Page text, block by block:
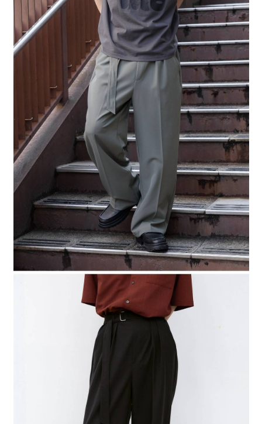
1.分期款項不併入電信帳單，「大哥付你分期」於每月結算日後寄送繳費提
醒簡訊。
2.透過簡訊連結打開帳單後，可選擇「超商條碼／台灣大直營門市／銀行轉
帳／街口支付／iPASS MONEY」等通路繳費。
【注意事項】
1.本服務係由「台灣大哥大股份有限公司」（以下簡稱本公司）所提供，讓
用戶於交易時，得透過本服務購買商品或服務，並由商店將買賣／分期付款
買賣價金債權讓與本公司後，依約使用本公司帳單繳交帳款。
2.基於同意付款使用「大哥付你分期」之契約關係目的，商店將以您的個人
資料（包含姓名、電話或地址）提供予台灣大哥大進項蒐集、處理及利用，
由本公司與您本人進行分期帳單所需資料之確認、核對及更正。
3.完整用戶服務條款，請詳閱以下連結：
https://oppay.tw/userRule
【「AFTEE先享後付」結帳流程】
１．於結帳方式選擇「AFTEE先享後付」後，將跳轉至「AFTEE先享後付」
結帳頁面，進行簡訊認證並確認金額後，即可完成結帳。
２．訂單成立數日內，您將收到繳費通知簡訊。
３．收到繳費通知簡訊後14天內，點擊此簡訊中的連結，可透過四大超商／
ATM／網路銀行／等多元方式進行付款，方視為交易完成。
※ 請注意：結帳手續完成當下不需立刻繳費，但若您需要取消訂單，請聯絡
購買商品的店家。未經商家同意取消之訂單仍視為有效，需透過AFTEE先享
後付繳納相關費用。
※ 交易是否成功請以「AFTEE先享後付 」之結帳頁面顯示為準，若有關於
是否繳費成功／繳費後需取消欲退款等相關疑問，請聯繫「AFTEE先享後付
客戶支援中心」 https://netprotections.freshdesk.com/support/home
【注意事項】
１．透過由恩沛科技股份有限公司提供之「AFTEE先享後付」服務完成之交
易，需依本服務之必要範圍內提供個人資料，並將交易相關給付款項請求債
權轉讓予恩沛科技股份有限公司。
２．關於個人資料處理事宜，請瀏覽以下網址：
https://aftee.tw/terms/#terms3
３．未成年的使用者請事先徵得法定代理人或監護人之同意方可使用
「AFTEE先享後付」，若未經同意申辦者引起之損失，本公司不負相關責
４．使用「AFTEE先享後付」時，將依據個別帳號之用戶狀況，依本公司即
時審查核予不同之上限額度；若仍有額度不足之情形，本公司將視審查結果
請求用戶進行身份認證。
５．嚴禁一人註冊多個帳號或使用他人資訊註冊。若發現惡意使用之情形，
恩沛科技股份有限公司將有權停止該用戶之使用額度並採取法律行動。
付款後 全家取貨
每筆NT$80，滿NT$1,500(含以上)免運費
7-11 取貨付款
每筆NT$80，滿NT$1,500(含以上)免運費
付款後 7-11取貨
每筆NT$80，滿NT$1,500(含以上)免運費
宅配
每筆NT$80，滿NT$1,500(含以上)免運費